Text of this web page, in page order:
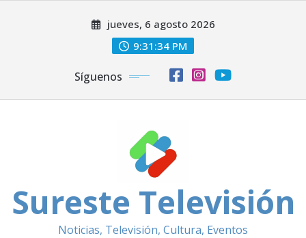
jueves, 6 agosto 2026
9:31:37 PM
Síguenos
Sureste Televisión
Noticias, Televisión, Cultura, Eventos